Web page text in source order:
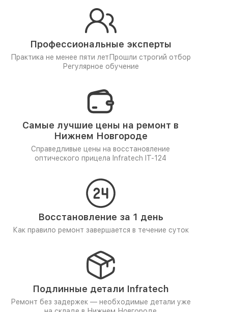
Профессиональные эксперты
Практика не менее пяти лет Прошли строгий отбор
Регулярное обучение
Самые лучшие цены на ремонт в
Нижнем Новгороде
Справедливые цены на восстановление
оптического прицела Infratech IT-124
Восстановление за 1 день
Как правило ремонт завершается в течение суток
Подлинные детали Infratech
Ремонт без задержек — необходимые детали уже